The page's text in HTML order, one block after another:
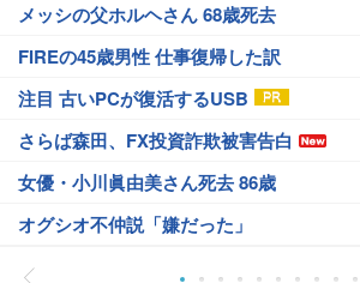
メッシの父ホルヘさん 68歳死去
FIREの45歳男性 仕事復帰した訳
注目 古いPCが復活するUSB
さらば森田、FX投資詐欺被害告白
女優・小川眞由美さん死去 86歳
オグシオ不仲説「嫌だった」